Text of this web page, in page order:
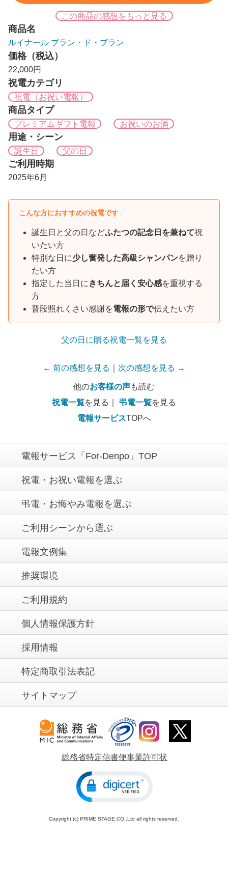
この商品の感想をもっと見る
商品名
ルイナール ブラン・ド・ブラン
価格（税込）
22,000円
祝電カテゴリ
祝電（お祝い電報）
商品タイプ
プレミアムギフト電報 お祝いのお酒
用途・シーン
誕生日 父の日
ご利用時期
2025年6月
こんな方におすすめの祝電です
誕生日と父の日などふたつの記念日を兼ねて祝
いたい方
特別な日に少し奮発した高級シャンパンを贈り
たい方
指定した当日に きちんと届く安心感を重視する
方
普段照れくさい感謝を電報の形で伝えたい方
父の日に贈る祝電一覧を見る
← 前の感想を見る 次の感想を見る →
他のお客様の声も読む
祝電一覧を見る｜ 弔電一覧を見る
電報サービスTOPへ
電報サービス「For-Denpo」TOP
祝電・お祝い電報を選ぶ
弔電・お悔やみ電報を選ぶ
ご利用シーンから選ぶ
電報文例集
推奨環境
ご利用規約
個人情報保護方針
採用情報
特定商取引法表記
サイトマップ
総務省特定信書便事業許可状
Copyright (c) PRIME STAGE.CO.,Ltd all rights reserved.